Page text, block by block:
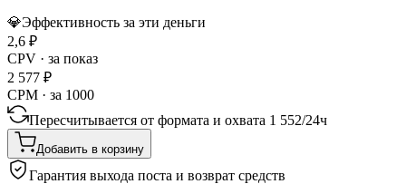
💎Эффективность за эти деньги
2,6 ₽
CPV · за показ
2 577 ₽
CPM · за 1000
Пересчитывается от формата и охвата 1 552/24ч
Добавить в корзину
Гарантия выхода поста и возврат средств